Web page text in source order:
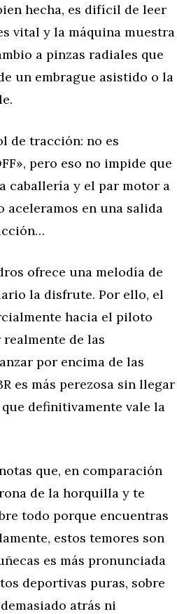
hecha, es difícil de leer
vital y la máquina muestra
a pinzas radiales que
un embrague asistido o la
de tracción: no es
pero eso no impide que
caballería y el par motor a
aceleramos en una salida
ofrece una melodía de
la disfrute. Por ello, el
hacia el piloto
de las
por encima de las
es más perezosa sin llegar
definitivamente vale la
que, en comparación
de la horquilla y te
todo porque encuentras
estos temores son
es más pronunciada
deportivas puras, sobre
atrás ni